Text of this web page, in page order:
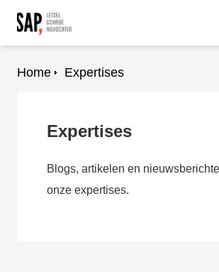
Expertises
Home
Expertises
Blogs, artikelen en
onze expertises.